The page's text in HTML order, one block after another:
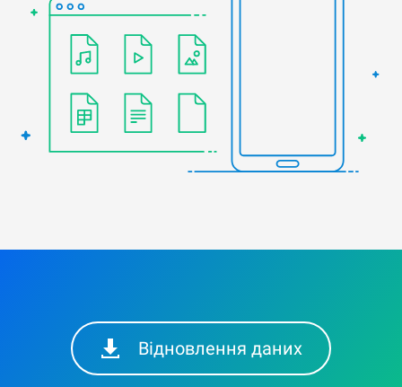
Відновлення даних